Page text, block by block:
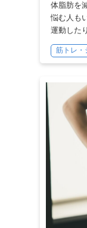
体脂肪を
悩む人も
運動した
筋トレ・